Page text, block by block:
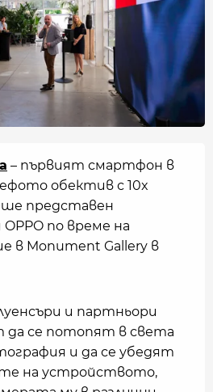
– първият смартфон в
обектив с 10x
представен
по време на
в Monument Gallery в
и партньори
да се потопят в света
и да се убедят
на устройството,